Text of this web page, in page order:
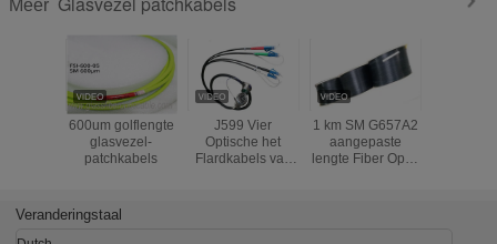
Meer
600um golflengte
glasvezel-
patchkabels
J599 Vier
Optische het
Flardkabels van
1 km SM G657A2
aangepaste
lengte Fiber Optic
Veranderingstaal